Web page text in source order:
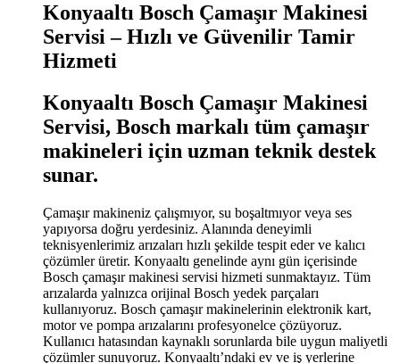
Konyaaltı Bosch Çamaşır Makinesi
Servisi – Hızlı ve Güvenilir Tamir
Hizmeti
Konyaaltı Bosch Çamaşır Makinesi
Servisi, Bosch markalı tüm çamaşır
makineleri için uzman teknik destek
sunar.
Çamaşır makineniz çalışmıyor, su boşaltmıyor veya ses
yapıyorsa doğru yerdesiniz. Alanında deneyimli
teknisyenlerimiz arızaları hızlı şekilde tespit eder ve kalıcı
çözümler üretir. Konyaaltı genelinde aynı gün içerisinde
Bosch çamaşır makinesi servisi hizmeti sunmaktayız. Tüm
arızalarda yalnızca orijinal Bosch yedek parçaları
kullanıyoruz. Bosch çamaşır makinelerinin elektronik kart,
motor ve pompa arızalarını profesyonelce çözüyoruz.
Kullanıcı hatasından kaynaklı sorunlarda bile uygun maliyetli
çözümler sunuyoruz. Konyaaltı’ndaki ev ve iş yerlerine